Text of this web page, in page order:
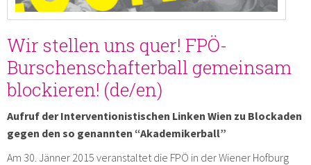
Wir stellen uns quer! FPÖ-
Burschenschafterball gemeinsam
blockieren! (de/en)
Aufruf der Interventionistischen Linken Wien zu Blockaden
gegen den so genannten “Akademikerball”
Am 30. Jänner 2015 veranstaltet die FPÖ in der Wiener Hofburg